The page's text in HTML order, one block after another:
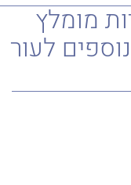
מומלץ
לעור